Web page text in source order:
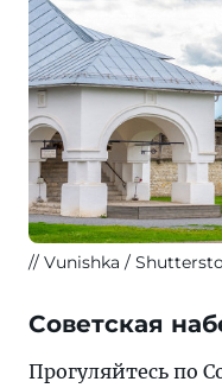
Vunishka /
Советская
Прогуляйтесь по